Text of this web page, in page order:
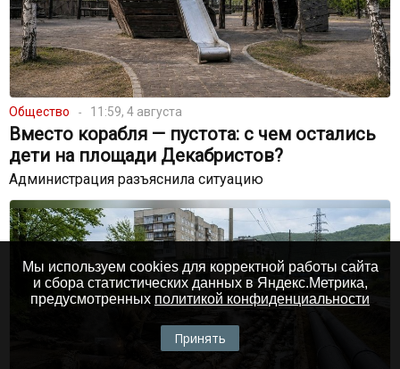
Общество 11:59, 4 августа
Вместо корабля — пустота: с чем остались
дети на площади Декабристов?
Администрация разъяснила ситуацию
Мы используем cookies для корректной работы сайта
и сбора статистических данных в Яндекс.Метрика,
предусмотренных политикой конфиденциальности
Принять